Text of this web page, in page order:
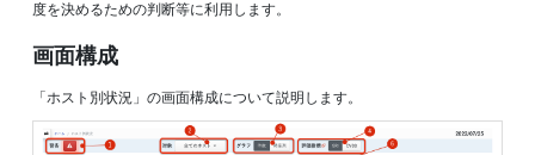
度を決めるための判断等に利用します。
画面構成
「ホスト別状況」の画面構成について説明します。